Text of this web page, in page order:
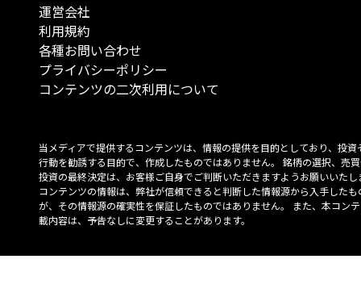
運営会社
利用規約
各種お問い合わせ
プライバシーポリシー
コンテンツの二次利用について
当メディアで提供するコンテンツは、情報の提供を目的としており、投資
行動を勧誘する目的で、作成したものではありません。 銘柄の選択、売
投資の最終決定は、お客様ご自身でご判断いただきますようお願いいたし
コンテンツの情報は、弊社が信頼できると判断した情報源から入手したも
が、その情報源の確実性を保証したものではありません。 また、本コン
載内容は、予告なしに変更することがあります。